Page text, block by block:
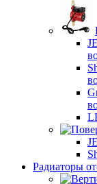
Радиаторы